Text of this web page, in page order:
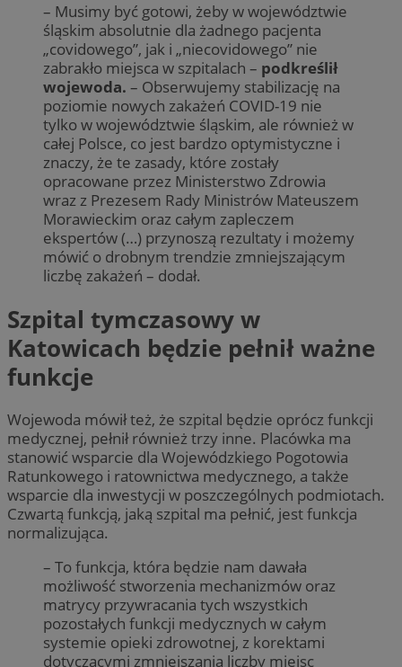
– Musimy być gotowi, żeby w województwie
śląskim absolutnie dla żadnego pacjenta
„covidowego”, jak i „niecovidowego” nie
zabrakło miejsca w szpitalach – podkreślił
wojewoda. – Obserwujemy stabilizację na
poziomie nowych zakażeń COVID-19 nie
tylko w województwie śląskim, ale również w
całej Polsce, co jest bardzo optymistyczne i
znaczy, że te zasady, które zostały
opracowane przez Ministerstwo Zdrowia
wraz z Prezesem Rady Ministrów Mateuszem
Morawieckim oraz całym zapleczem
ekspertów (…) przynoszą rezultaty i możemy
mówić o drobnym trendzie zmniejszającym
liczbę zakażeń – dodał.
Szpital tymczasowy w
Katowicach będzie pełnił ważne
funkcje
Wojewoda mówił też, że szpital będzie oprócz funkcji
medycznej, pełnił również trzy inne. Placówka ma
stanowić wsparcie dla Wojewódzkiego Pogotowia
Ratunkowego i ratownictwa medycznego, a także
wsparcie dla inwestycji w poszczególnych podmiotach.
Czwartą funkcją, jaką szpital ma pełnić, jest funkcja
normalizująca.
– To funkcja, która będzie nam dawała
możliwość stworzenia mechanizmów oraz
matrycy przywracania tych wszystkich
pozostałych funkcji medycznych w całym
systemie opieki zdrowotnej, z korektami
dotyczącymi zmniejszania liczby miejsc